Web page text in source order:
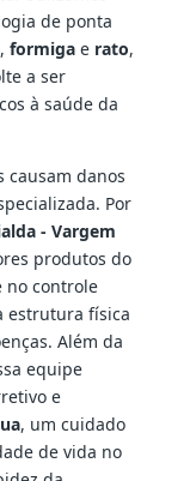
de ponta
, formigae rato,
a ser
à saúde da
causam danos
Por
- Vargem
produtos do
no controle
estrutura física
Além da
equipe
e
, um cuidado
de vida no